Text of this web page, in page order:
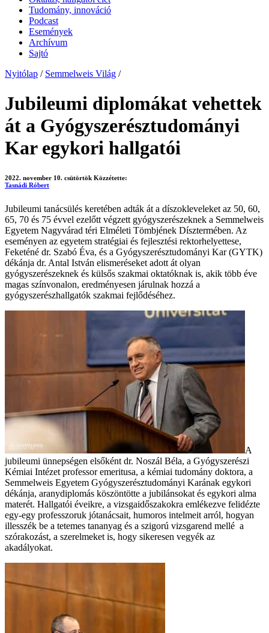
Tudomány, innováció
Podcast
Események
Archívum
Sajtó
Nyitólap / Semmelweis Világ /
Jubileumi diplomákat vehettek
át a Gyógyszerésztudományi
Kar egykori hallgatói
2022. november 10. csütörtök Közzétette:
Tasnádi Róbert
Jubileumi tanácsülés keretében adták át a díszokleveleket az 50, 60,
65, 70 és 75 évvel ezelőtt végzett gyógyszerészeknek a Semmelweis
Egyetem Nagyvárad téri Elméleti Tömbjének Dísztermében. Az
eseményen az egyetem stratégiai és fejlesztési rektorhelyettese,
Feketéné dr. Szabó Éva, és a Gyógyszerésztudományi Kar (GYTK)
dékánja dr. Antal István elismeréseket adott át olyan
gyógyszerészeknek és külsős szakmai oktatóknak is, akik több éve
magas színvonalon, eredményesen járulnak hozzá a
gyógyszerészhallgatók szakmai fejlődéséhez.
A
jubileumi ünnepségen elsőként dr. Noszál Béla, a Gyógyszerészi
Kémiai Intézet professor emeritusa, a kémiai tudomány doktora, a
Semmelweis Egyetem Gyógyszerésztudományi Karának egykori
dékánja, aranydiplomás köszöntötte a jubilánsokat és egykori alma
materét. Hallgatói éveikre, a vizsgaidőszakokra emlékezve felidézte
egy-egy professzoruk jótanácsait, humoros intelmeit arról, hogyan
illesszék be a tetemes tananyag és a szigorú vizsgarend mellé a
szórakozást, a szerelmeket is, hogy sikeresen vegyék az
akadályokat.